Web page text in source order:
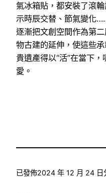
氣冰箱貼，都安裝了滾
示時辰交替、節氣變化
逐漸把文創空間作為第
物古建的延伸，使這些
貴遺產得以“活”在當下
愛。
已發佈2024 年 12 月 24 日